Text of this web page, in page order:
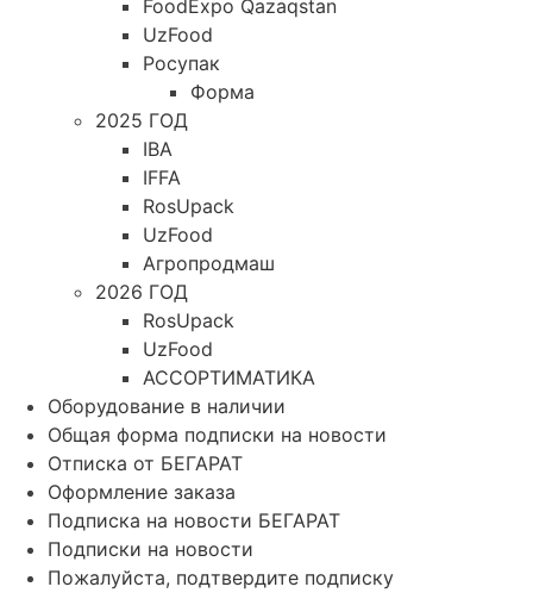
FoodExpo Qazaqstan
UzFood
Росупак
Форма
2025 ГОД
IBA
IFFA
RosUpack
UzFood
Агропродмаш
2026 ГОД
RosUpack
UzFood
АССОРТИМАТИКА
Оборудование в наличии
Общая форма подписки на новости
Отписка от БЕГАРАТ
Оформление заказа
Подписка на новости БЕГАРАТ
Подписки на новости
Пожалуйста, подтвердите подписку